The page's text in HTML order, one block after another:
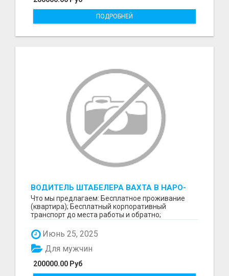
ПОДРОБНЕЙ
ВОДИТЕЛЬ ШТАБЕЛЕРА ВАХТА В НАРО-
ФОМИНСКЕ
Что мы предлагаем: Бесплатное проживание
(квартира); Бесплатный корпоративный
транспорт до места работы и обратно;
Июнь 25, 2025
200000.00 Руб
Для мужчин